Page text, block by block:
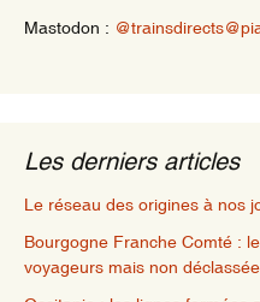
Mastodon :
Les derniers articles
Le réseau des origines à nos
Bourgogne Franche Comté :
voyageurs mais non